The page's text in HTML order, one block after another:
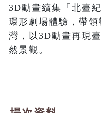
3D動畫續集「北臺
環形劇場體驗，帶
灣，以3D動畫再現
然景觀。